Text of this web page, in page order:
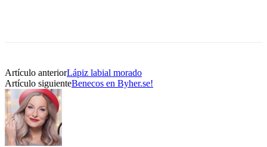
Artículo anteriorLápiz labial morado
Artículo siguienteBenecos en Byher.se!